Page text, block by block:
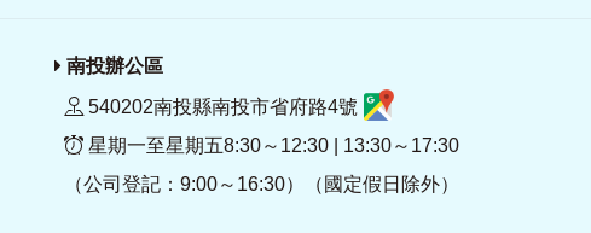
南投辦公區
540202南投縣南投市省府路4號
星期一至星期五8:30～12:30 | 13:30～17:30
（公司登記：9:00～16:30）（國定假日除外）